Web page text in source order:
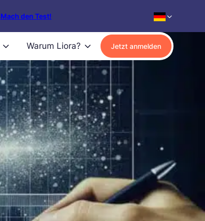
Mach den Test!
Warum Liora? Jetzt anmelden